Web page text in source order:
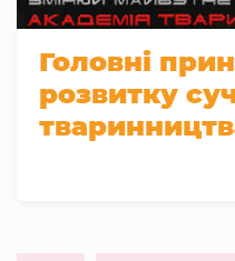
Головні
розвитку